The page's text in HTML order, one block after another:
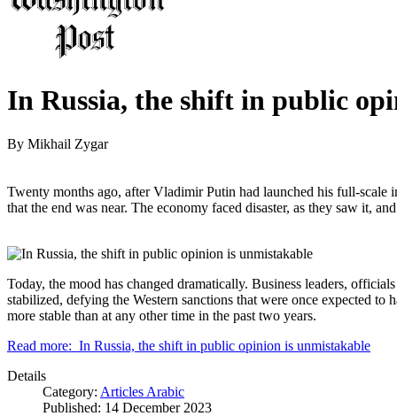
In Russia, the shift in public
By Mikhail Zygar
Twenty months ago, after Vladimir Putin had launched his full-
that the end was near. The economy faced disaster, as they saw it,
Today, the mood has changed dramatically. Business leaders,
stabilized, defying the Western sanctions that were once expected to
more stable than at any other time in the past two years.
Read more: In Russia, the shift in public opinion is unmistakable
Details
Category: Articles Arabic
Published: 14 December 2023